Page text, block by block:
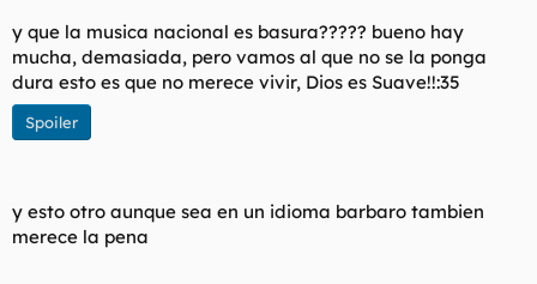
y que la musica nacional es basura????? bueno hay
mucha, demasiada, pero vamos al que no se la ponga
dura esto es que no merece vivir, Dios es Suave!!:35
Spoiler
y esto otro aunque sea en un idioma barbaro tambien
merece la pena